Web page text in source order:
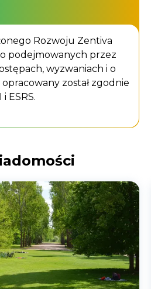
Rozwoju Zentiva
podejmowanych przez
wyzwaniach i o
został zgodnie
ESRS.